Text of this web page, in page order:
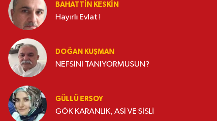
BAHATTIN KESKİN
Hayırlı Evlat !
DOĞAN KUŞMAN
NEFSİNİ TANIYORMUSUN?
GÜLLÜ ERSOY
GÖK KARANLIK, ASİ VE SİSLİ